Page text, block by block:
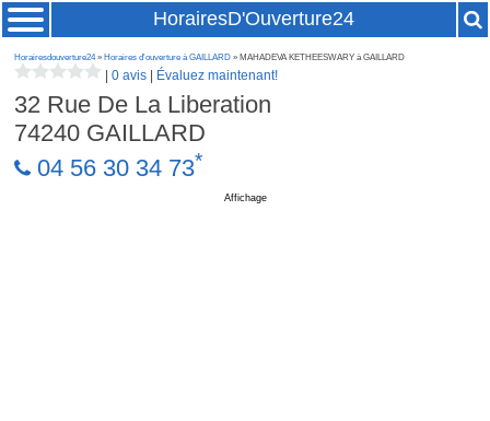
HorairesD'Ouverture24
Horairesdouverture24» Horaires d'ouverture à GAILLARD » MAHADEVA KETHEESWARY à GAILLARD
|0 avis Évaluez maintenant!
32 Rue De La Liberation
74240 GAILLARD
04 56 30 34 73*
Affichage